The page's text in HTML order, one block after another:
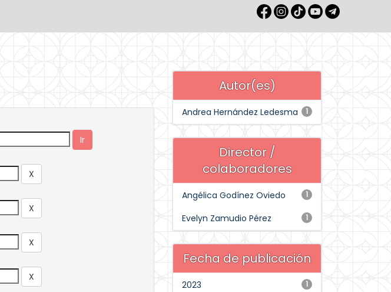
Autor(es)
1
Andrea Hernández Ledesma
Director /
colaboradores
1
Angélica Godínez Oviedo
1
Evelyn Zamudio Pérez
Fecha de publicación
1
2023